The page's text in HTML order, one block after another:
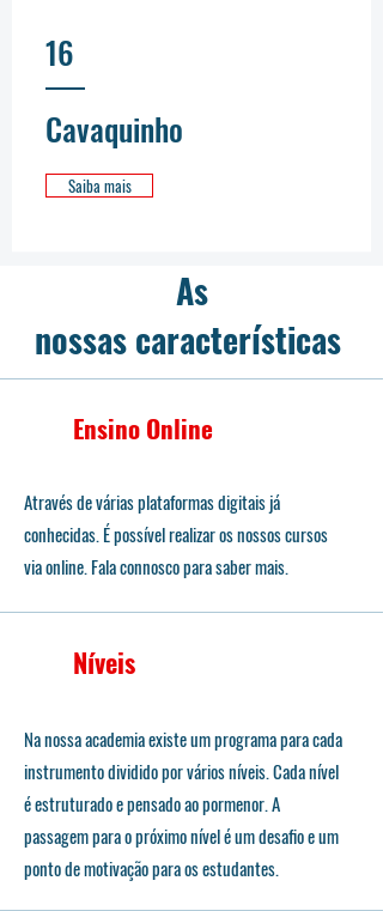
16
Cavaquinho
Saiba mais
As
nossascaracterísticas
Ensino Online
Através de várias plataformas digitais já
conhecidas. É possível realizar os nossos cursos
via online. Fala connosco para saber mais.
Níveis
Na nossa academia existe um programa para cada
instrumento dividido por vários níveis. Cada nível
é estruturado e pensado ao pormenor. A
passagem para o próximo nível é um desafio e um
ponto de motivação para os estudantes.